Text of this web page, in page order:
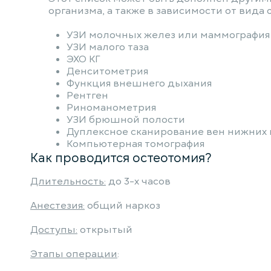
организма, а также в зависимости от вида
УЗИ молочных желез или маммография
УЗИ малого таза
ЭХО КГ
Денситометрия
Функция внешнего дыхания
Рентген
Риноманометрия
УЗИ брюшной полости
Дуплексное сканирование вен нижних
Компьютерная томография
Как проводится остеотомия?
Длительность: до 3-х часов
Анестезия: общий наркоз
Доступы: открытый
Этапы операции: